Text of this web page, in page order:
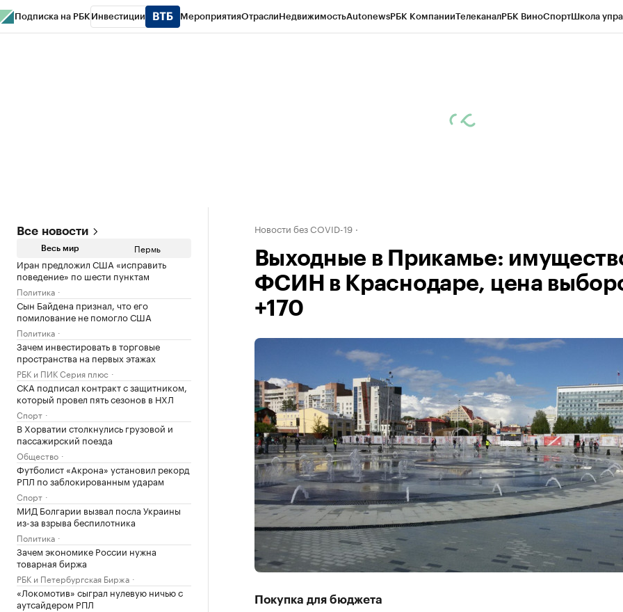
Подписка на РБК Инвестиции МероприятияОтраслиНедвижимостьAutonewsРБК КомпанииТелеканалРБК ВиноСпортШкола
Все новости
Весь мир Пермь
Иран предложил США «исправить
поведение» по шести пунктам
Политика
Сын Байдена признал, что его
помилование не помогло США
Политика
Зачем инвестировать в торговые
пространства на первых этажах
РБК и ПИК Серия плюс
СКА подписал контракт с защитником,
который провел пять сезонов в НХЛ
Спорт
В Хорватии столкнулись грузовой и
пассажирский поезда
Общество
Футболист «Акрона» установил рекорд
РПЛ по заблокированным ударам
Спорт
МИД Болгарии вызвал посла Украины
из-за взрыва беспилотника
Политика
Зачем экономике России нужна
товарная биржа
РБК и Петербургская Биржа
«Локомотив» сыграл нулевую ничью с
аутсайдером РПЛ
Новости без COVID-19
Выходные в Прикамье:
ФСИН в Краснодаре, цена
+170
Покупка для бюджета